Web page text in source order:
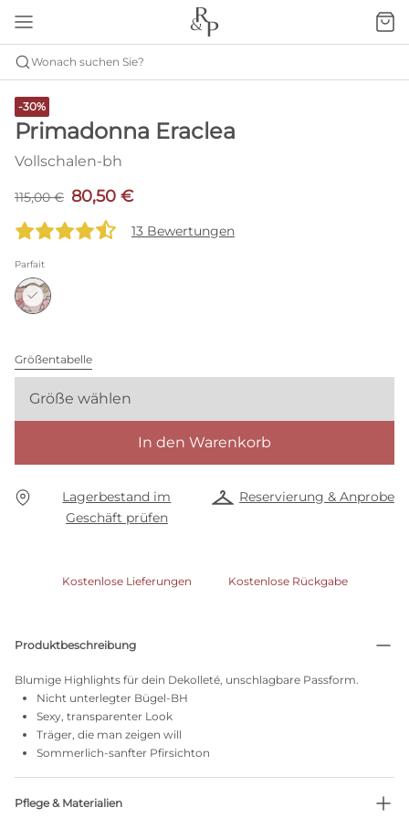
Wonach suchen Sie?
-30%
Primadonna Eraclea
Vollschalen-bh
115,00 € 80,50 €
13 Bewertungen
Parfait
Größentabelle
Größe wählen
In den Warenkorb
Lagerbestand im
Geschäft prüfen
Reservierung & Anprobe
Kostenlose Lieferungen Kostenlose Rückgabe
Produktbeschreibung
Blumige Highlights für dein Dekolleté, unschlagbare Passform.
Nicht unterlegter Bügel-BH
Sexy, transparenter Look
Träger, die man zeigen will
Sommerlich-sanfter Pfirsichton
Pflege & Materialien